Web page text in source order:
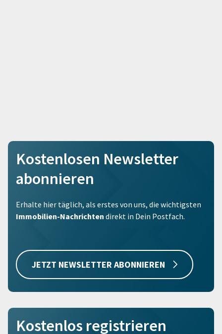
Kostenlosen Newsletter
abonnieren
Erhalte hier täglich, als erstes von uns, die wichtigsten
Immobilien-Nachrichten direkt in Dein Postfach.
JETZT NEWSLETTER ABONNIEREN
Kostenlos registrieren